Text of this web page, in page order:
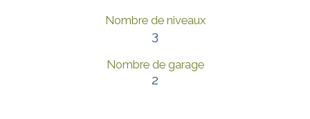
Nombre de niveaux
3
Nombre de garage
2